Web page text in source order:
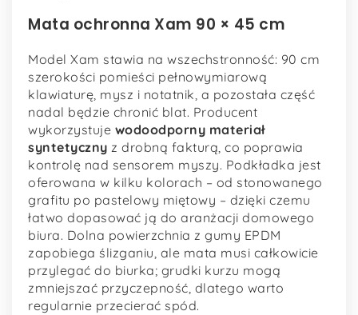
Mata ochronna Xam 90 × 45 cm
Model Xam stawia na wszechstronność: 90 cm
szerokości pomieści pełnowymiarową
klawiaturę, mysz i notatnik, a pozostała część
nadal będzie chronić blat. Producent
wykorzystuje wodoodporny materiał
syntetyczny z drobną fakturą, co poprawia
kontrolę nad sensorem myszy. Podkładka jest
oferowana w kilku kolorach – od stonowanego
grafitu po pastelowy miętowy – dzięki czemu
łatwo dopasować ją do aranżacji domowego
biura. Dolna powierzchnia z gumy EPDM
zapobiega ślizganiu, ale mata musi całkowicie
przylegać do biurka; grudki kurzu mogą
zmniejszać przyczepność, dlatego warto
regularnie przecierać spód.